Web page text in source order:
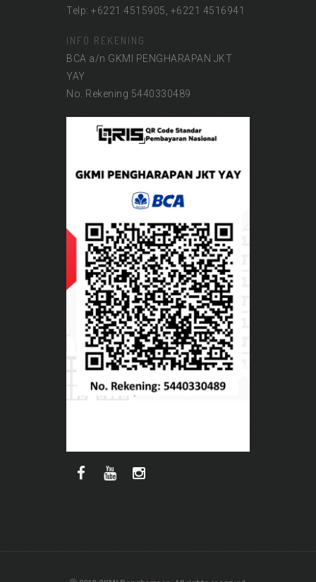
Telp: +6221 4515905, +6221 4516941
INFO REKENING
BCA a/n GKMI PENGHARAPAN JKT
YAY
No. Rekening 5440330489